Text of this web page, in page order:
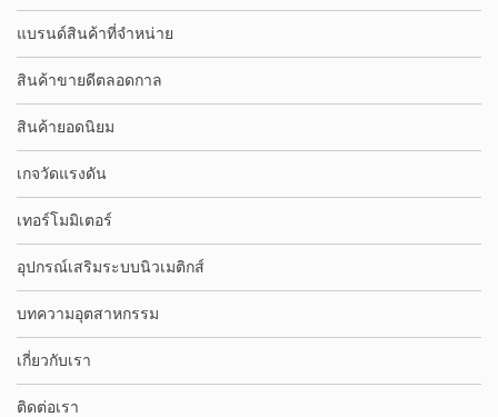
แบรนด์สินค้าที่จำหน่าย
สินค้าขายดีตลอดกาล
สินค้ายอดนิยม
เกจวัดแรงดัน
เทอร์โมมิเตอร์
อุปกรณ์เสริมระบบนิวเมติกส์
บทความอุตสาหกรรม
เกี่ยวกับเรา
ติดต่อเรา